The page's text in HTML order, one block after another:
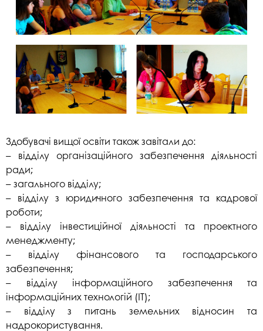
Здобувачі вищої освіти також завітали до:
– відділу організаційного забезпечення діяльності
ради;
– загального відділу;
– відділу з юридичного забезпечення та кадрової
роботи;
– відділу інвестиційної діяльності та проектного
менеджменту;
– відділу фінансового та господарського
забезпечення;
– відділу інформаційного забезпечення та
інформаційних технологій (ІТ);
– відділу з питань земельних відносин та
надрокористування.